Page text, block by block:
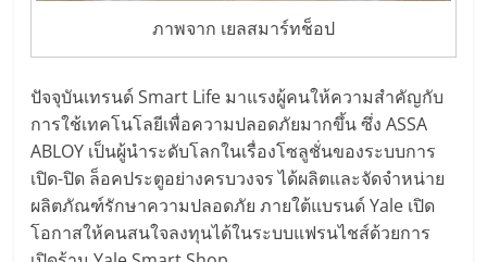
ไว,
ที่
ปรึกษา
ภาพจาก เยลสมาร์ทช็อป
ปัจจุบันเทรนด์ Smart Life มาแรงผู้คนให้ความสำคัญกับ
การใช้เทคโนโลยีเพื่อความปลอดภัยมากขึ้น ซึ่ง ASSA
ABLOY เป็นผู้นำระดับโลกในเรื่องโซลูชั่นของระบบการ
เปิด-ปิด ล็อคประตูอย่างครบวงจร ได้ผลิตและจัดจำหน่าย
ผลิตภัณฑ์รักษาความปลอดภัย ภายใต้แบรนด์ Yale เปิด
โอกาสให้คนสนใจลงทุนได้ในระบบแฟรนไชส์ด้วยการ